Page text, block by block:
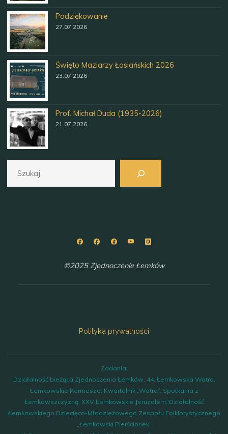
Podziękowanie
27.07.2026
Święto Maziarzy Łosiańskich 2026
23.07.2026
Prof. Michał Duda (1935-2026)
21.07.2026
©2025 Zjednoczenie Łemków
Polityka prywatności
Zadania:
Działalność bieżąca Zjednoczenia Łemków, 44. Łemkowska Watra,
Łemkowskie Kermesze, Kwartalnik „Watra”, Spotkania z
Łemkowszczyzną, XXV Łemkowskie Jeruzalem, Działalność
Łemkowskiego Dziecięco-Młodzieżowego Zespołu Folklorystycznego
„Łemkowski Pierścionek”